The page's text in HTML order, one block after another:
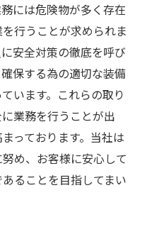
には危険物が多く存在
行うことが求められま
安全対策の徹底を呼び
保する為の適切な装備
います。これらの取り
業務を行うことが出
っております。当社は
め、お客様に安心して
ることを目指してまい